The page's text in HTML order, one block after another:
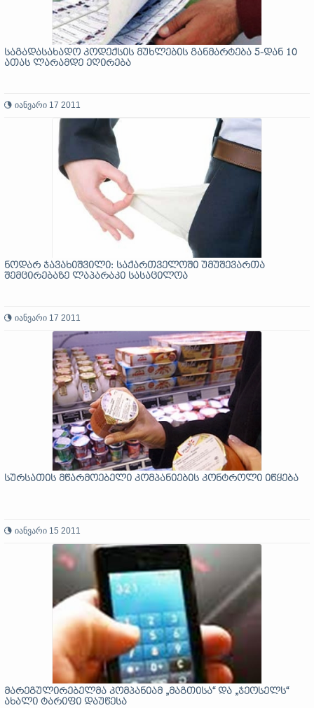
საგადასახადო კოდექსის მუხლების განმარტება 5-დან 10
ათას ლარამდე ეღირება
იანვარი 17 2011
ნოდარ ჯავახიშვილი: საქართველოში უმუშევართა
შემცირებაზე ლაპარაკი სასაცილოა
იანვარი 17 2011
სურსათის მწარმოებელი კომპანიების კონტროლი იწყება
იანვარი 15 2011
მარეგულირებელმა კომპანიამ „მაგთისა“ და „ჯეოსელს“
ახალი ტარიფი დაუწესა